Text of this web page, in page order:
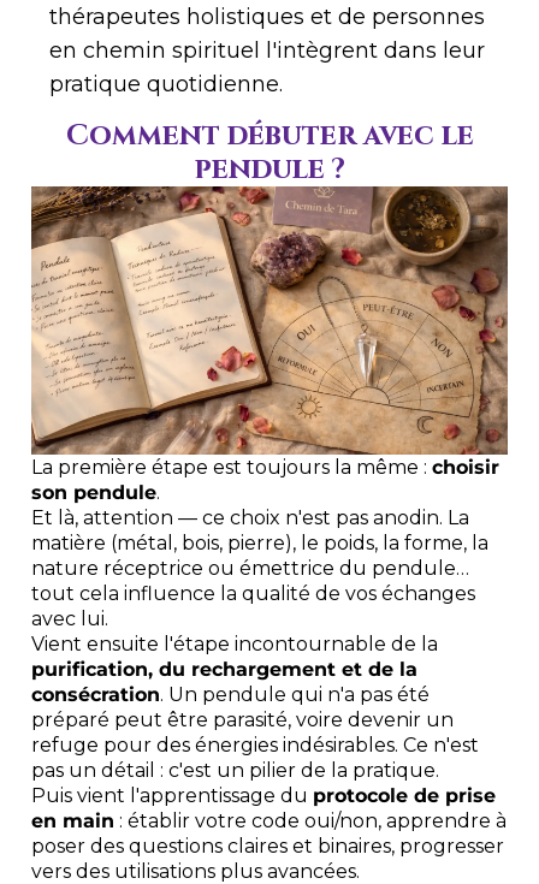
thérapeutes holistiques et de personnes
en chemin spirituel l'intègrent dans leur
pratique quotidienne.
Comment débuter avec le
pendule ?
La première étape est toujours la même : choisir
son pendule.
Et là, attention — ce choix n'est pas anodin. La
matière (métal, bois, pierre), le poids, la forme, la
nature réceptrice ou émettrice du pendule…
tout cela influence la qualité de vos échanges
avec lui.
Vient ensuite l'étape incontournable de la
purification, du rechargement et de la
consécration. Un pendule qui n'a pas été
préparé peut être parasité, voire devenir un
refuge pour des énergies indésirables. Ce n'est
pas un détail : c'est un pilier de la pratique.
Puis vient l'apprentissage du protocole de prise
en main : établir votre code oui/non, apprendre à
poser des questions claires et binaires, progresser
vers des utilisations plus avancées.